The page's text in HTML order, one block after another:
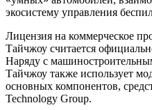
экосистему управления
Лицензия на коммерческое
Тайчжоу считается
Наряду с
Тайчжоу также использует
основных компонентов,
Technology Group.